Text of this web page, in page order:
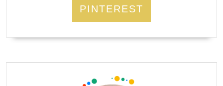
PINTEREST